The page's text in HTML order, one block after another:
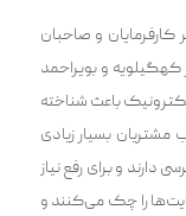
کارفرمایان و صاحبان
و بویراحمد
باعث شناخته
بسیار زیادی
دارند و برای رفع نیاز
را چک می‌کنند و